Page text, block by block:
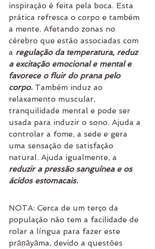
inspiração é feita pela boca. Esta
prática refresca o corpo e também
a mente. Afetando zonas no
cérebro que estão associadas com
a regulação da temperatura, reduz
a excitação emocional e mental e
favorece o fluir do prana pelo
corpo. Também induz ao
relaxamento muscular,
tranquilidade mental e pode ser
usada para induzir o sono. Ajuda a
controlar a fome, a sede e gera
uma sensação de satisfação
natural. Ajuda igualmente, a
reduzir a pressão sanguínea e os
ácidos estomacais.
NOTA: Cerca de um terço da
população não tem a facilidade de
rolar a língua para fazer este
prāṇāyāma, devido a questões